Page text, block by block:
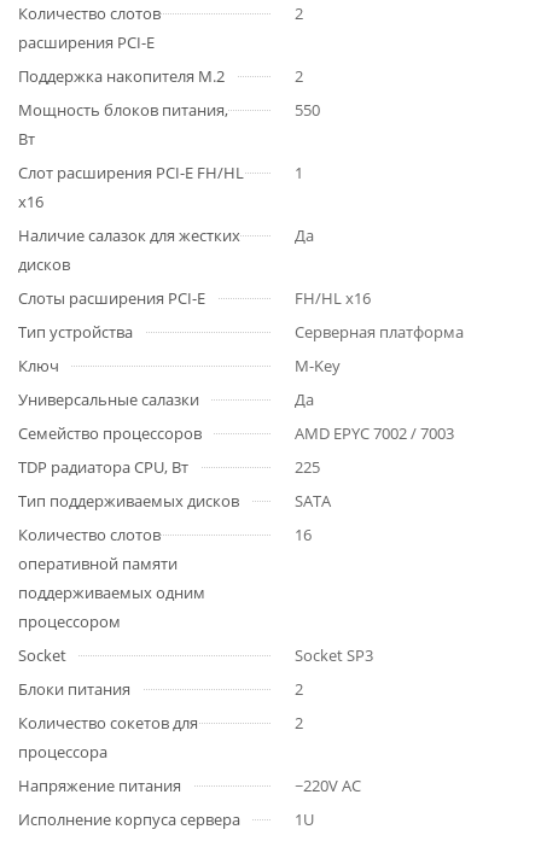
Количество слотов
расширения PCI-E
2
Поддержка накопителя M.2
2
Мощность блоков питания,
Вт
550
Слот расширения PCI-E FH/HL
x16
1
Наличие салазок для жестких
дисков
Да
Слоты расширения PCI-E
FH/HL x16
Тип устройства
Серверная платформа
Ключ
M-Key
Универсальные салазки
Да
Семейство процессоров
AMD EPYC 7002 / 7003
TDP радиатора CPU, Вт
225
Тип поддерживаемых дисков
SATA
Количество слотов
оперативной памяти
поддерживаемых одним
процессором
16
Socket
Socket SP3
Блоки питания
2
Количество сокетов для
процессора
2
Напряжение питания
~220V AC
Исполнение корпуса сервера
1U